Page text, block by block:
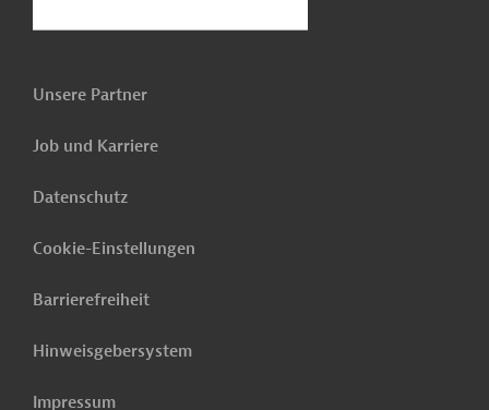
Unsere Partner
Job und Karriere
Datenschutz
Cookie-Einstellungen
Barrierefreiheit
Hinweisgebersystem
Impressum